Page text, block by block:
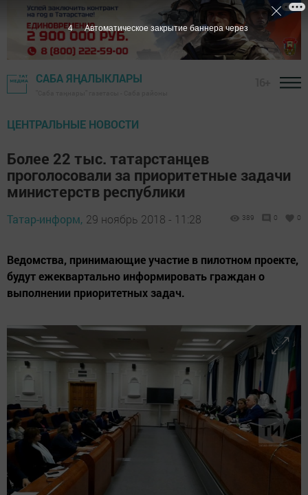
САБА ЯҢАЛЫКЛАРЫ
ЦЕНТРАЛЬНЫЕ НОВОСТИ
Более 22 тыс. татарстанцев
проголосовали за приоритетные задачи
министерств республики
Татар-информ, 29 ноябрь 2018 - 11:28 389 0 0
Ведомства, принимающие участие в пилотном проекте,
будут ежеквартально информировать граждан о
выполнении приоритетных задач.
3 Автоматическое закрытие баннера через